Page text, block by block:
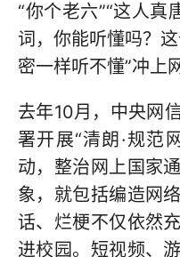
“你个老六”“这人真
词，你能听懂吗？
密一样听不懂”冲上
去年10月，中央网
署开展“清朗·规范
动，整治网上国家
象，就包括编造网
话、烂梗不仅依然
进校园。短视频、